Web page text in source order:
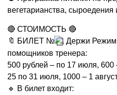
вегетарианства, сыроедения
🔴 СТОИМОСТЬ 🔴
🔖 БИЛЕТ №
. Держи Режим
помощников тренера:
500 рублей – по 17 июля,
25 по 31 июля, 1000 – 1
🔹 В билет входит: